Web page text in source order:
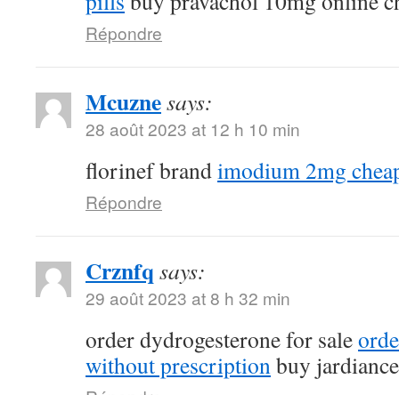
Répondre
Mcuznesays:
28 août 2023 at 12 h 10 min
florinef brandimodium 2mg
Répondre
Crznfq says:
29 août 2023 at 8 h 32 min
order dydrogesterone for sale
without prescriptionbuy